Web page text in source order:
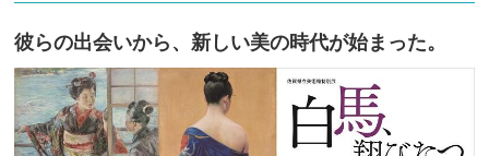
彼らの出会いから、新しい美の時代が始まった。